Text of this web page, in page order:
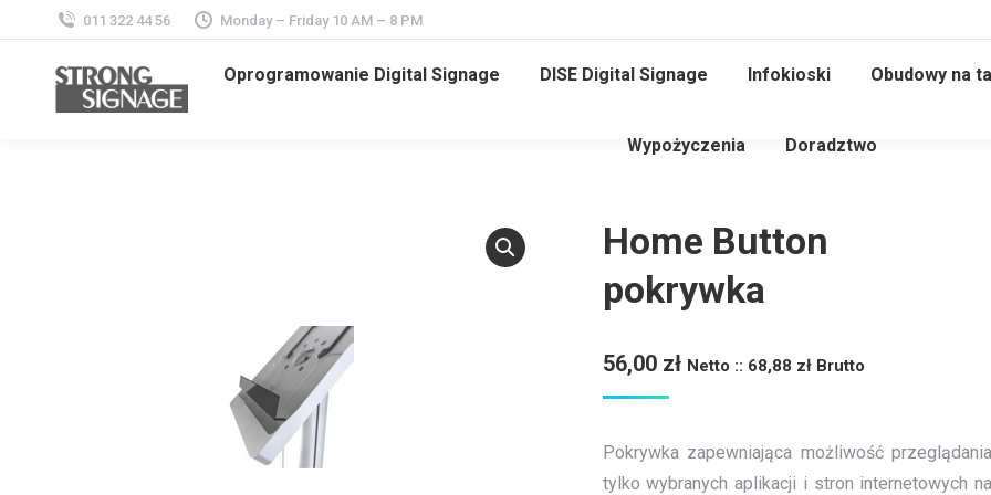
011 322 44 56 Monday – Friday 10 AM – 8 PM
Oprogramowanie Digital Signage DISE Digital Signage Infokioski Obudowy na
Wypożyczenia Doradztwo
Home Button
pokrywka
56,00 zł Netto :: 68,88 złBrutto
Pokrywka zapewniająca możliwość przeglądania
tylko wybranych aplikacji i stron internetowych na